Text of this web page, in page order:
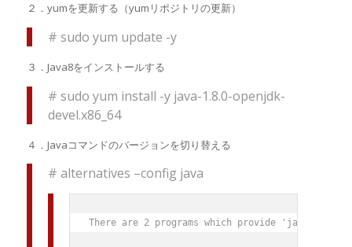
２．yumを更新する（yumリポジトリの更新）
# sudo yum update -y
３．Java8をインストールする
# sudo yum install -y java-1.8.0-openjdk-
devel.x86_64
４．Javaコマンドのバージョンを切り替える
# alternatives –config java
There are 2 programs which provide 'java'.